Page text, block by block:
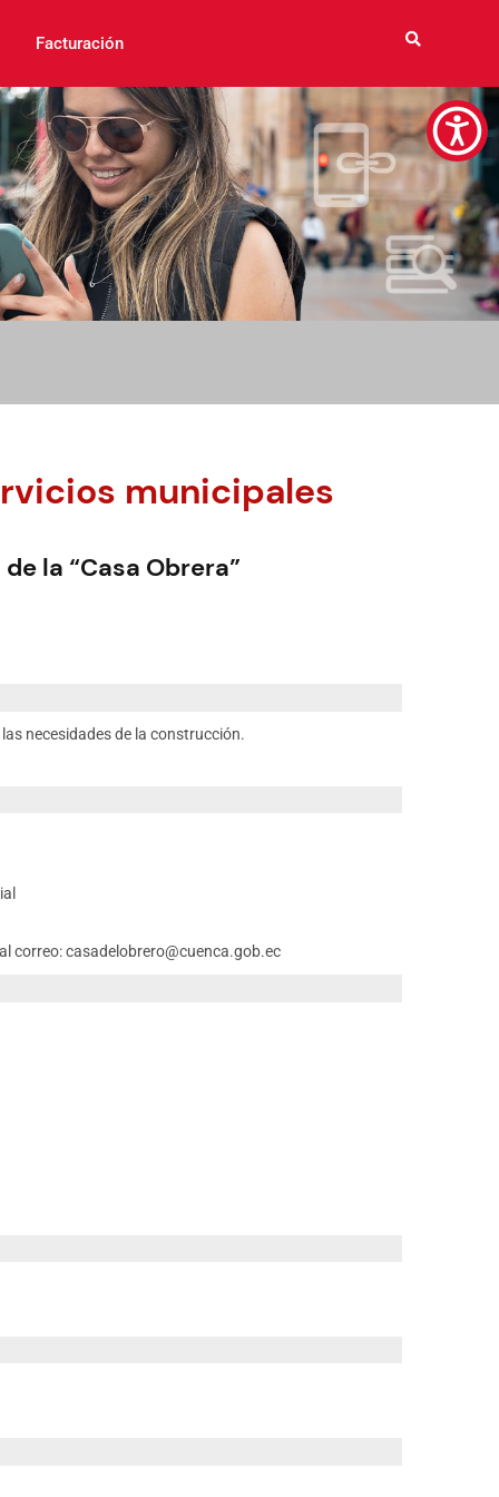
Facturación
municipales
la “Casa Obrera”
necesidades de la construcción.
correo: casadelobrero@cuenca.gob.ec